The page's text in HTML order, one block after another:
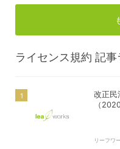
ライセンス規約 記事
改正民
（
リーフワ